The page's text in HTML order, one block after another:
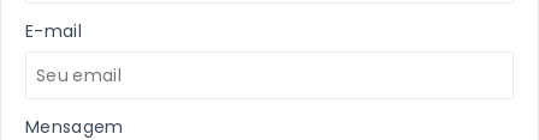
E-mail
Mensagem